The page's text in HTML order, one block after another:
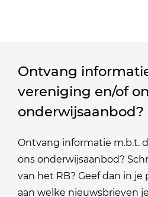
Ontvang
vereniging en/of
onderwijsaanbod?
Ontvang informatie m.b.t.
ons onderwijsaanbod?
van het RB? Geef dan in je
aan welke nieuwsbrieven